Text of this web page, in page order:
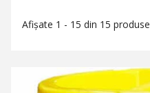
Afișate 1 - 15 din 15 produse